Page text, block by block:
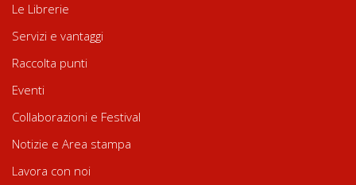
Le Librerie
Servizi e vantaggi
Raccolta punti
Eventi
Collaborazioni e Festival
Notizie e Area stampa
Lavora con noi